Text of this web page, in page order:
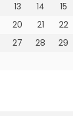
13 14 15
20 21 22
27 28 29